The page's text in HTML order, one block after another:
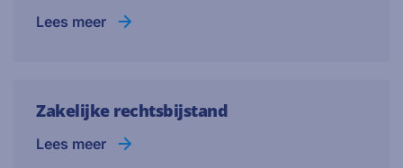
Lees meer
Zakelijke rechtsbijstand
Lees meer